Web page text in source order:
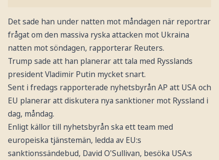
Det sade han under natten mot måndagen när reportrar
frågat om den massiva ryska attacken mot Ukraina
natten mot söndagen, rapporterar Reuters.
Trump sade att han planerar att tala med Rysslands
president Vladimir Putin mycket snart.
Sent i fredags rapporterade nyhetsbyrån AP att USA och
EU planerar att diskutera nya sanktioner mot Ryssland i
dag, måndag.
Enligt källor till nyhetsbyrån ska ett team med
europeiska tjänstemän, ledda av EU:s
sanktionssändebud, David O'Sullivan, besöka USA:s